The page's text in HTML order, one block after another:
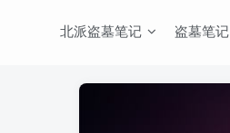
北派盗墓笔记 盗墓笔记